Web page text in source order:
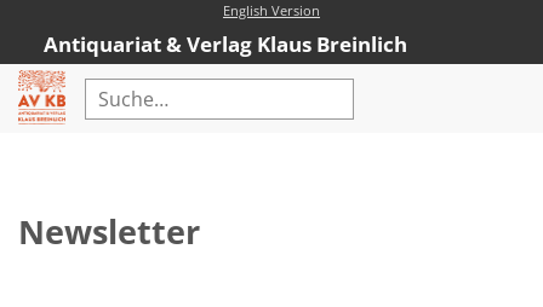
English Version
Antiquariat & Verlag Klaus Breinlich
Antiquariat
Newsletter